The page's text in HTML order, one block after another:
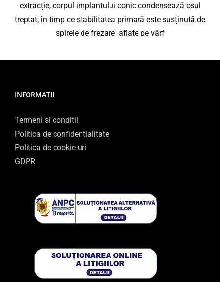
extracție, corpul implantului conic condensează osul
treptat, în timp ce stabilitatea primară este susținută de
spirele de frezare aflate pe vârf
INFORMATII
Termeni si conditii
Politica de confidentialitate
Politica de cookie-uri
GDPR